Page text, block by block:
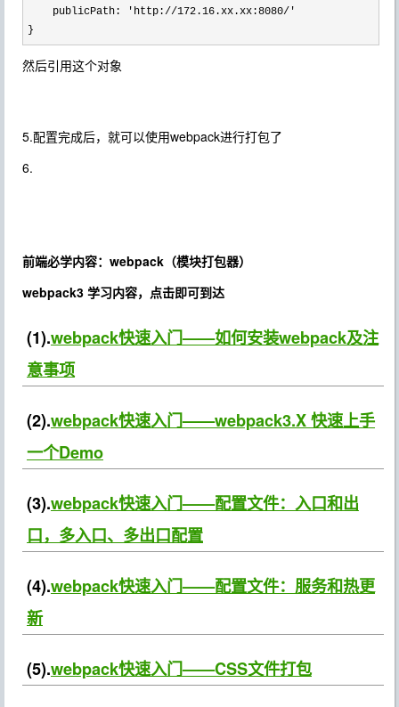
    publicPath:
'http://172.16.xx.xx:8080/'
}
然后引用这个对象
5.配置完成后，就可以使用webpack进行打包了
6.
前端必学内容： webpack（模块打包器）
webpack3 学习内容，点击即可到达
(1).webpack快速入门——如何安装webpack及注
意事项
(2).webpack快速入门——webpack3.X 快速上手
一个Demo
(3).webpack快速入门——配置文件：入口和出
口，多入口、多出口配置
(4).webpack快速入门——配置文件：服务和热更
新
(5).webpack快速入门——CSS文件打包